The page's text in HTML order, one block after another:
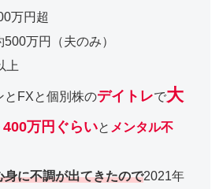
万円超
万円（夫のみ）
上
とFXと個別株のデイトレで大
400万円ぐらいと メンタル不
身に不調が出てきたので2021年